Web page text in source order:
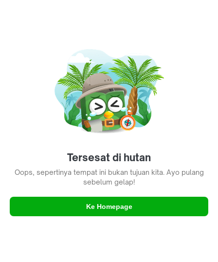
Tersesat di hutan
Oops, sepertinya tempat ini bukan tujuan kita. Ayo pulang
sebelum gelap!
Ke Homepage